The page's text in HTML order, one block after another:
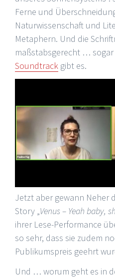
Ferne und
Naturwissenschaft und
Metaphern. Und die
maßstabsgerecht … sogar
Soundtrack gibt es.
Jetzt aber gewann Neher
Story „Venus – Yeah baby,
ihrer Lese-Performance
so sehr, dass sie zudem
Publikumspreis geehrt
Und … worum geht es in